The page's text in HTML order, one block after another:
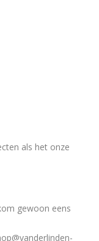
als het onze
gewoon eens